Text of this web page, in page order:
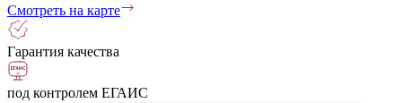
Смотреть на карте
Гарантия качества
под контролем ЕГАИС